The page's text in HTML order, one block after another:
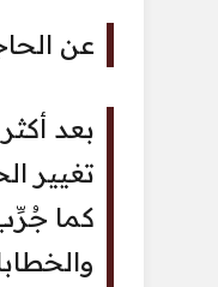
عن
بعد
تغيير
كما جُرِّب